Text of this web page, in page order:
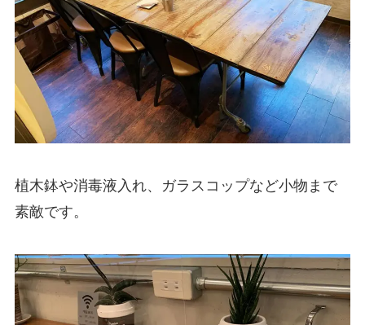
植木鉢や消毒液入れ、ガラスコップなど小物まで
素敵です。